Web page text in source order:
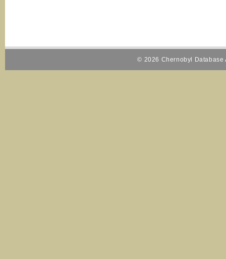
© 2026 Chernobyl